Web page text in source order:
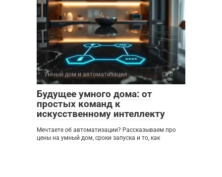
Умный дом и автоматизация 0
Будущее умного дома: от
простых команд к
искусственному интеллекту
Мечтаете об автоматизации? Рассказываем про
цены на умный дом, сроки запуска и то, как